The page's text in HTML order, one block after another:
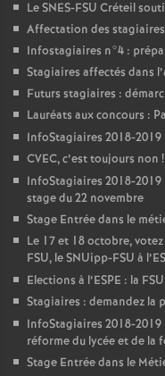
LeSNES-FSU Créteil
Affectation des
Infostagiaires n°4 :
Stagiaires affectés dans
Futurs stagiaires :
Lauréats aux concours :
InfoStagiaires 2018-
CVEC, c’est toujours non
InfoStagiaires 2018-
stage du 22 novembre
Stage Entrée dans le
Le 17 et 18 octobre,
FSU, le SNUipp-FSU à l’
Elections à l’ESPE : la FSU
Stagiaires : demandez la
InfoStagiaires 2018-2019
réforme du lycée et de la
Stage Entrée dans le